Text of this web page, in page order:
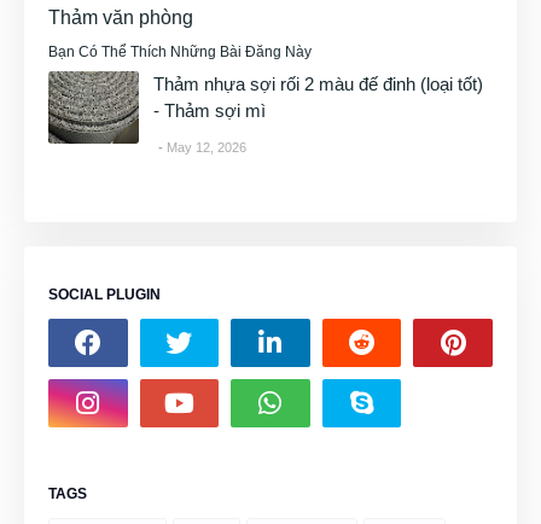
Thảm văn phòng
Bạn Có Thể Thích Những Bài Đăng Này
Thảm nhựa sợi rối 2 màu đế đinh (loại tốt)
- Thảm sợi mì
May 12, 2026
SOCIAL PLUGIN
TAGS